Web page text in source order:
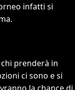
infatti si
prenderà in
ci sono e si